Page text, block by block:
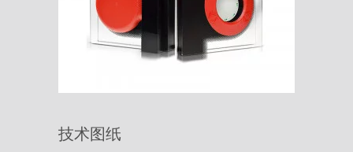
技术图纸